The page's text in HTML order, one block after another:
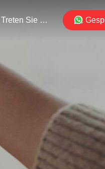
Treten Sie Mit Uns In Verbindung